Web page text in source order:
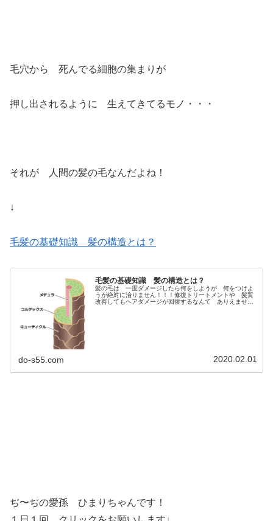
毛穴から 死んでる細胞の集まりが
押し出されるように 生えてきてるモノ・・・
それが 人間の髪の毛なんだよね！
↓
毛髪の基礎知識 髪の構造とは？
毛髪の基礎知識 髪の構造とは？
髪の毛は 一度ダメージしたら何をしようが 何をつけよ
うが絶対に治りません！！！修復トリートメントや 髪質
改善してもヘアダメージが回復するなんて ありえませ
do-s55.com 2020.02.01
ぢ〜ぢの愛孫 ひまりちゃんです！